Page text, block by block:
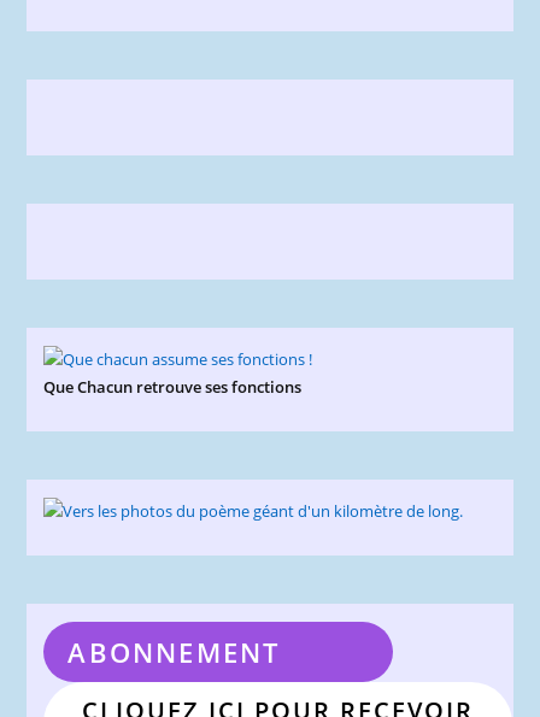
Que Chacun retrouve ses fonctions
ABONNEMENT
CLIQUEZ ICI POUR RECEVOIR